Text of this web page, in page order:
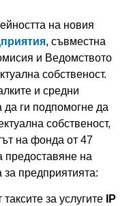
на новия
, съвместна
и Ведомството
собственост.
и средни
ги подпомогне да
собственост,
на фонда от 47
предоставяне на
предприятията:
за услугите
IP